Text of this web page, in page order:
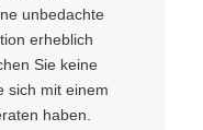
unbedachte
erheblich
Sie keine
sich mit einem
haben.